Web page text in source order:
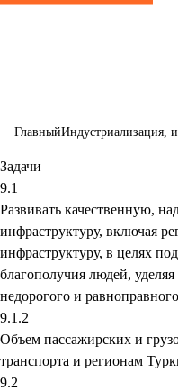
ГлавныйИндустриализация,
Задачи
9.1
Развивать качественную,
инфраструктуру, включая
инфраструктуру, в целях
благополучия людей,
недорогого и
9.1.2
Объем пассажирских и
транспорта и регионам
9.2